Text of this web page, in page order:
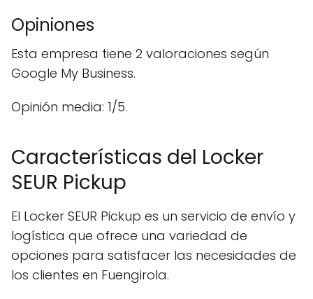
Opiniones
Esta empresa tiene 2 valoraciones según
Google My Business.
Opinión media: 1/5.
Características del Locker
SEUR Pickup
El Locker SEUR Pickup es un servicio de envío y
logística que ofrece una variedad de
opciones para satisfacer las necesidades de
los clientes en Fuengirola.